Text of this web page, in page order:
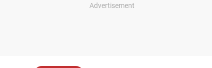
Advertisement